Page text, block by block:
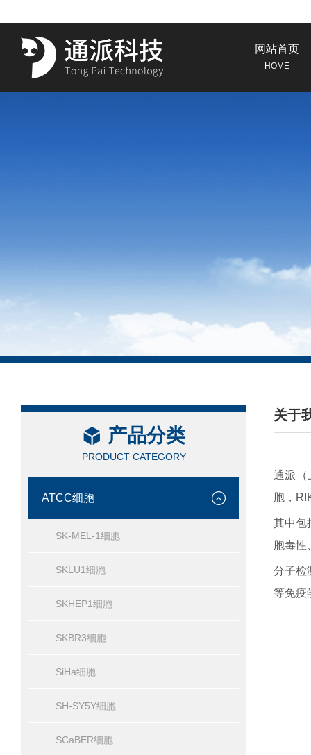
网站首页
HOME
产品分类
PRODUCT CATEGORY
ATCC细胞
SK-MEL-1细胞
SKLU1细胞
SKHEP1细胞
SKBR3细胞
SiHa细胞
SH-SY5Y细胞
SCaBER细胞
关于
通派（
胞，
其中包
胞毒性
分子检
等免疫